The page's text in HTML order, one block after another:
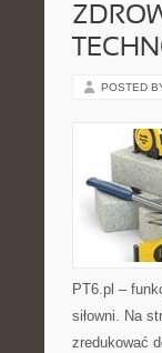
POSTED
PT6.pl –
siłowni. Na
zredukować